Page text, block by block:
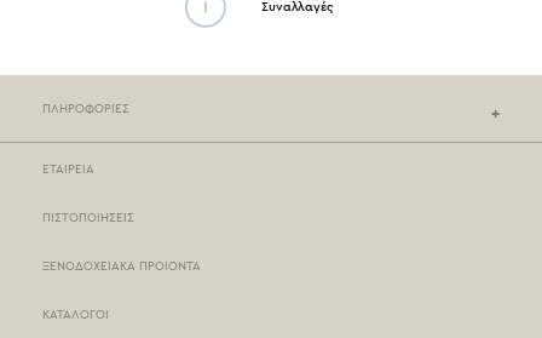
Συναλλαγές
ΠΛΗΡΟΦΟΡΙΕΣ
ΕΤΑΙΡΕΙΑ
ΠΙΣΤΟΠΟΙΗΣΕΙΣ
ΞΕΝΟΔΟΧΕΙΑΚΑ ΠΡΟΙΟΝΤΑ
ΚΑΤΑΛΟΓΟΙ